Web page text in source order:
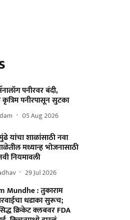
पनीरवर बंदी,
कृत्रिम पनीरपासून सुटका
05 Aug 2026
यांचा शाळांसाठी नवा
मध्यान्ह भोजनासाठी
नियमावली
29 Jul 2026
Mundhe : तुकाराम
धडाका सुरूच;
क्रिकेट क्लबवर FDA